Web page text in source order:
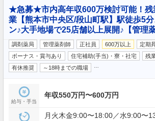
★急募★市内高年収600万検討可能！残
業【熊本市中央区/段山町駅】駅徒歩5
ン♪大手地場で25店舗以上展開♪【管理
調剤薬局 管理薬剤師 正社員 600万以上
定期
ボーナス・賞与あり
住宅補助(手当)・寮・社宅
残
有休推奨
～18時までの職場
給与・手当
年収550万円〜600万円
月火木金9:00〜18:00／水9:00〜